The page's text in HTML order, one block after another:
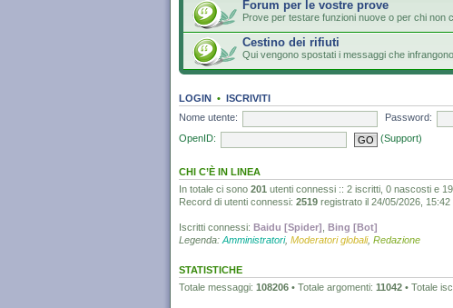
Forum per le vostre prove
Prove per testare funzioni nuove o per chi non
Cestino dei rifiuti
Qui vengono spostati i messaggi che
LOGIN • ISCRIVITI
Nome utente:
Password:
OpenID:
(Support)
CHI C’È IN LINEA
In totale ci sono 201 utenti connessi :: 2 iscritti, 0 nascosti e
Record di utenti connessi: 2519 registrato il 24/05/2026, 15:42
Iscritti connessi: Baidu [Spider] Bing [Bot]
Legenda: Amministratori, Moderatori globali, Redazione
STATISTICHE
Totale messaggi: 108206 • Totale argomenti: 11042 • Totale